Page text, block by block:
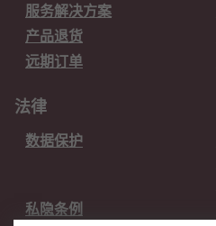
服务解决方案
产品退货
远期订单
法律
数据保护
私隐条例